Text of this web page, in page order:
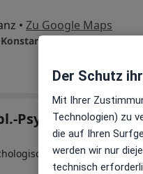
• Zu Google Maps
- Nadja Weinstein
Psych. Jana
Psychotherapeutin
Der Schutz
Mit Ihrer
Technologien) zu
die auf Ihren
werden wir nur
technisch